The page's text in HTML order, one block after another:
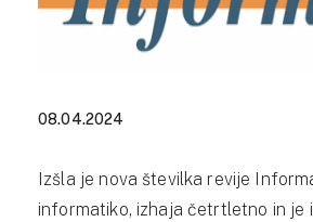
08.04.2024
Izšla je nova številka revije
informatiko, izhaja četrtletno in je